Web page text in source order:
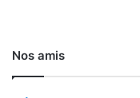
Nos amis